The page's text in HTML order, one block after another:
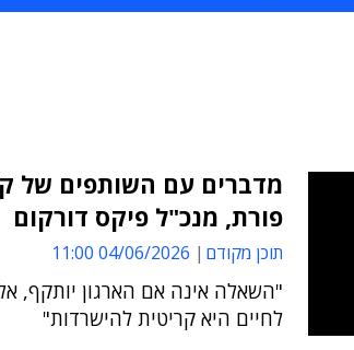
מדברים עם השותפים של
פורת, מנכ"ל פיקס דורקום
תוכן מקודם 04/06/2026 11:00
"השאלה אינה אם הארגון יותקף,
לחיים היא קריטית להישרדות"